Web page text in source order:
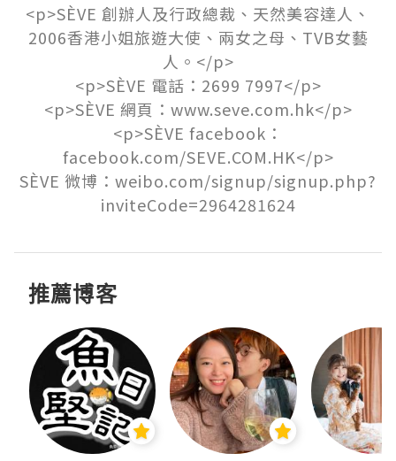
<p>SÈVE 創辦人及行政總裁、天然美容達人、
2006香港小姐旅遊大使、兩女之母、TVB女藝
人。</p>
<p>SÈVE 電話：2699 7997</p>
<p>SÈVE 網頁：www.seve.com.hk</p>
<p>SÈVE facebook：
facebook.com/SEVE.COM.HK</p>
SÈVE 微博：weibo.com/signup/signup.php?
inviteCode=2964281624
推薦博客